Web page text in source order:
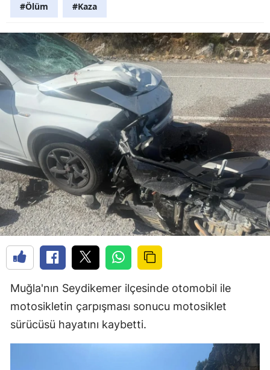
#Ölüm #Kaza
Muğla'nın Seydikemer ilçesinde otomobil ile
motosikletin çarpışması sonucu motosiklet
sürücüsü hayatını kaybetti.